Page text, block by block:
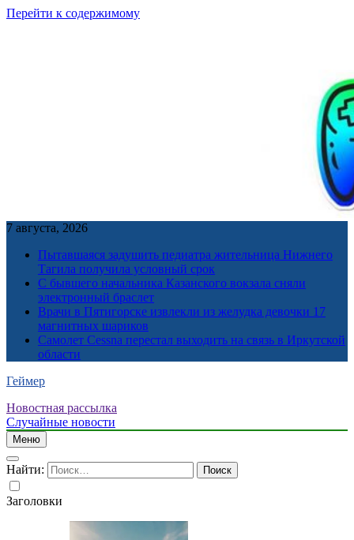
Перейти к содержимому
7 августа, 2026
Пытавшаяся задушить педиатра жительница Нижнего
Тагила получила условный срок
С бывшего начальника Казанского вокзала сняли
электронный браслет
Врачи в Пятигорске извлекли из желудка девочки 17
магнитных шариков
Самолет Cessna перестал выходить на связь в Иркутской
области
Геймер
Новостная рассылка
Случайные новости
Меню
Найти:
Заголовки